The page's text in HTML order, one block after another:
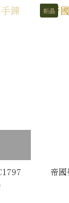
新品
帝